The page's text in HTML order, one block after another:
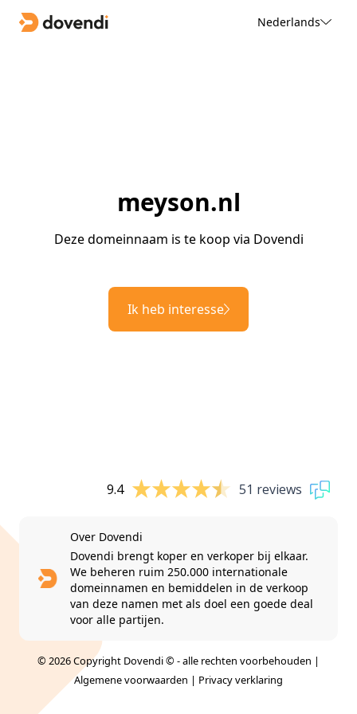
Nederlands
meyson.nl
Deze domeinnaam is te koop via Dovendi
Ik heb interesse
9.4 51 reviews
Over Dovendi
Dovendi brengt koper en verkoper bij elkaar.
We beheren ruim 250.000 internationale
domeinnamen en bemiddelen in de verkoop
van deze namen met als doel een goede deal
voor alle partijen.
© 2026 Copyright Dovendi © - alle rechten voorbehouden |
Algemene voorwaarden | Privacy verklaring